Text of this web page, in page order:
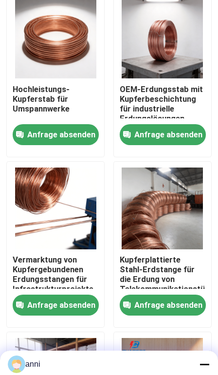
Startseite
Produkte
Über uns
Fabrik Tour
Qualitätskontrolle
Kontakt
Nachrichten
Alle Fälle
Referenzen
Hochleistungs-
Kupferstab für
Umspannwerke
Anfrage absenden
OEM-Erdungsstab mit
Kupferbeschichtung
für industrielle
Erdungslösungen
Anfrage absenden
Vermarktung von
Kupfergebundenen
Erdungsstangen für
Infrastrukturprojekte
Anfrage absenden
Kupferplattierte
Stahl-Erdstange für
die Erdung von
Anfrage absenden
anni